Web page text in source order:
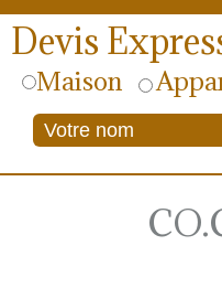
Devis
Maison